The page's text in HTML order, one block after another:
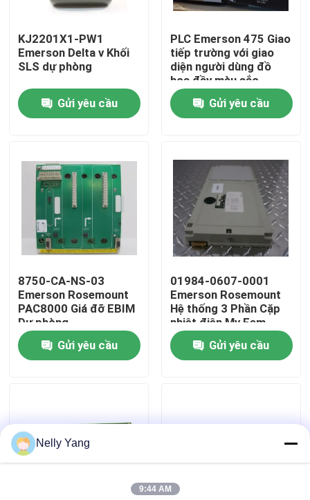
Nhà
Về chúng tôi
Chuyến tham quan nhà máy
Kiểm soát chất lượng
Liên hệ với chúng tôi
Tin tức
Phụ tùng PLC
Bộ phận nhẹ nhàng Nevada
KJ2201X1-PW1
Emerson Delta v Khối
SLS dự phòng
Gửi yêu cầu
PLC Emerson 475 Giao
tiếp trường với giao
diện người dùng đồ
họa đầy màu sắc
Gửi yêu cầu
8750-CA-NS-03
Emerson Rosemount
PAC8000 Giá đỡ EBIM
Dự phòng
Gửi yêu cầu
01984-0607-0001
Emerson Rosemount
Hệ thống 3 Phần Cặp
nhiệt điện Mv Fem
Gửi yêu cầu
Nelly Yang
9:44 AM